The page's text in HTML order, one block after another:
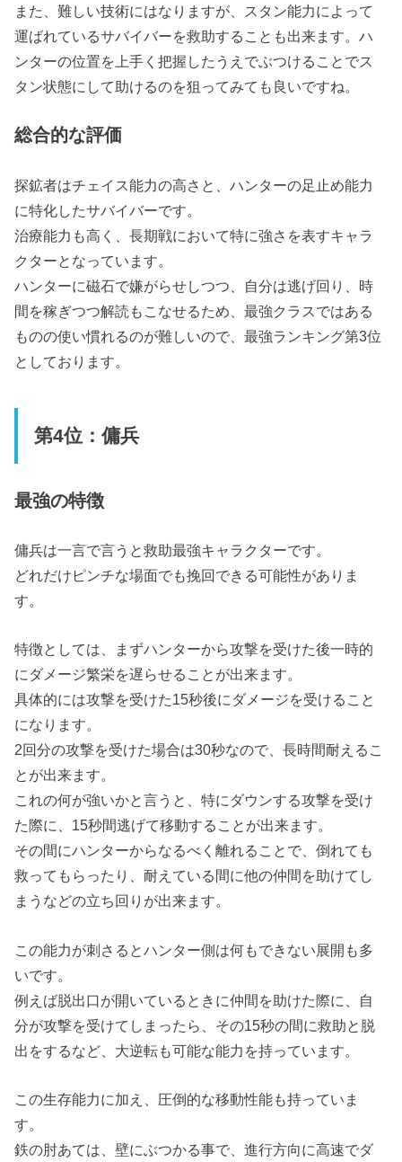
また、難しい技術にはなりますが、スタン能力によって
運ばれているサバイバーを救助することも出来ます。ハ
ンターの位置を上手く把握したうえでぶつけることでス
タン状態にして助けるのを狙ってみても良いですね。
総合的な評価
探鉱者はチェイス能力の高さと、ハンターの足止め能力
に特化したサバイバーです。
治療能力も高く、長期戦において特に強さを表すキャラ
クターとなっています。
ハンターに磁石で嫌がらせしつつ、自分は逃げ回り、時
間を稼ぎつつ解読もこなせるため、最強クラスではある
ものの使い慣れるのが難しいので、最強ランキング第3位
としております。
第4位：傭兵
最強の特徴
傭兵は一言で言うと救助最強キャラクターです。
どれだけピンチな場面でも挽回できる可能性がありま
す。
特徴としては、まずハンターから攻撃を受けた後一時的
にダメージ繁栄を遅らせることが出来ます。
具体的には攻撃を受けた15秒後にダメージを受けること
になります。
2回分の攻撃を受けた場合は30秒なので、長時間耐えるこ
とが出来ます。
これの何が強いかと言うと、特にダウンする攻撃を受け
た際に、15秒間逃げて移動することが出来ます。
その間にハンターからなるべく離れることで、倒れても
救ってもらったり、耐えている間に他の仲間を助けてし
まうなどの立ち回りが出来ます。
この能力が刺さるとハンター側は何もできない展開も多
いです。
例えば脱出口が開いているときに仲間を助けた際に、自
分が攻撃を受けてしまったら、その15秒の間に救助と脱
出をするなど、大逆転も可能な能力を持っています。
この生存能力に加え、圧倒的な移動性能も持っていま
す。
鉄の肘あては、壁にぶつかる事で、進行方向に高速でダ